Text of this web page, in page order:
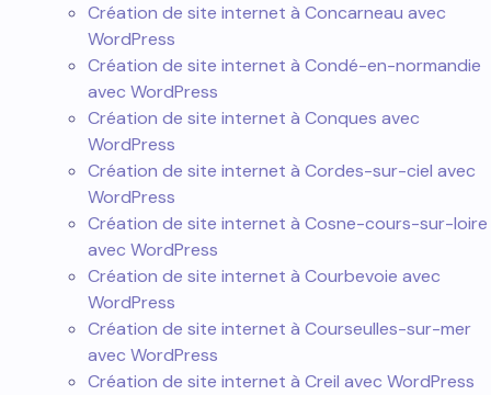
Création de site internet à Concarneau avec
WordPress
Création de site internet à Condé-en-normandie
avec WordPress
Création de site internet à Conques avec
WordPress
Création de site internet à Cordes-sur-ciel avec
WordPress
Création de site internet à Cosne-cours-sur-loire
avec WordPress
Création de site internet à Courbevoie avec
WordPress
Création de site internet à Courseulles-sur-mer
avec WordPress
Création de site internet à Creil avec WordPress